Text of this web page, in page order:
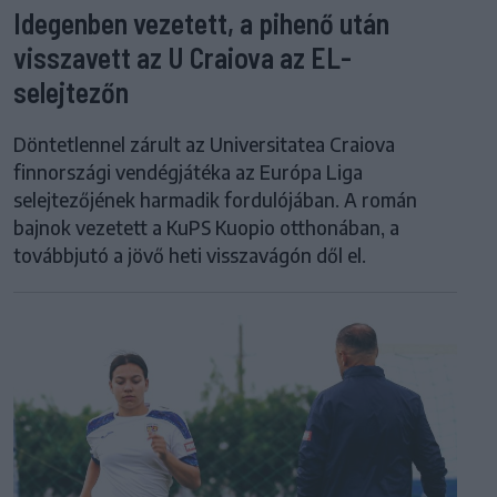
Idegenben vezetett, a pihenő után
visszavett az U Craiova az EL-
selejtezőn
Döntetlennel zárult az Universitatea Craiova
finnországi vendégjátéka az Európa Liga
selejtezőjének harmadik fordulójában. A román
bajnok vezetett a KuPS Kuopio otthonában, a
továbbjutó a jövő heti visszavágón dől el.